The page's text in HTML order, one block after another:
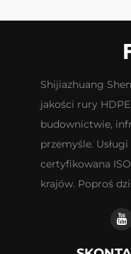
Shijiazhuang
jakości rury
budownictwie,
przemyśle.
certyfikowana
krajów. Poproś